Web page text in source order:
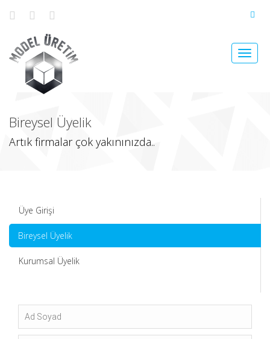
Toggle
Bireysel Üyelik
Artık firmalar çok yakınınızda..
Üye Girişi
Bireysel Üyelik
Kurumsal Üyelik